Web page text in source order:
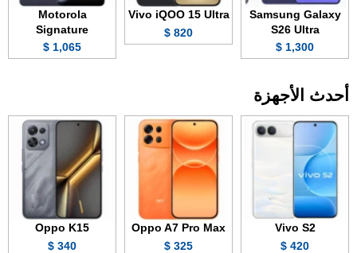
Samsung Galaxy
S26 Ultra
1,300 $
Vivo iQOO 15 Ultra
820 $
Motorola
Signature
1,065 $
أحدث الأجهزة
Vivo S2
420 $
Oppo A7 Pro Max
325 $
Oppo K15
340 $